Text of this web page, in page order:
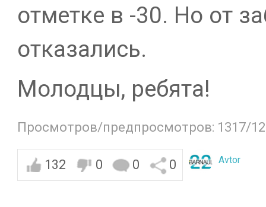
отметке в -30. Но от
отказались.
Молодцы, ребята!
Просмотров/предпросмотров: 1317/
132 0 0 0 Avtor